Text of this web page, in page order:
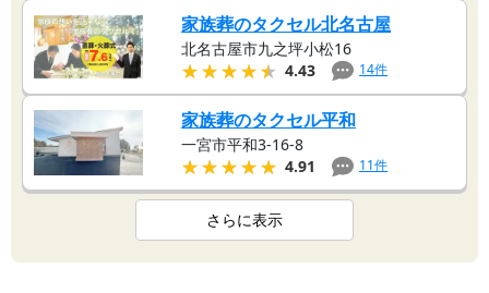
家族葬のタクセル北名古屋
北名古屋市九之坪小松16
★★★★★
★★★★★ 4.43 14件
家族葬のタクセル平和
一宮市平和3-16-8
★★★★★
★★★★★ 4.91 11件
さらに表示